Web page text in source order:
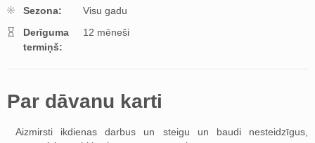
Sezona:
Visu gadu
Derīguma
termiņš:
12 mēneši
Par dāvanu karti
Aizmirsti ikdienas darbus un steigu un baudi nesteidzīgus,